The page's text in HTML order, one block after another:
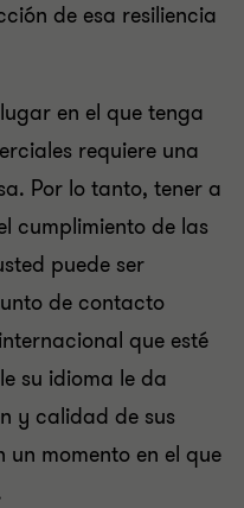
de esa resiliencia
en el que tenga
requiere una
Por lo tanto, tener a
cumplimiento de las
puede ser
de contacto
que esté
su idioma le da
y calidad de sus
un momento en el que